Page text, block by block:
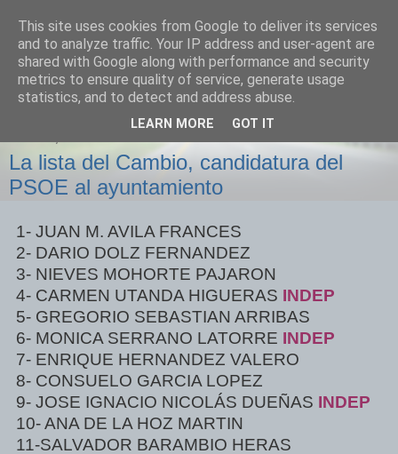
Izquierda Plural
Desde Cuenca para el mundo
La lista del Cambio, candidatura del
PSOE al ayuntamiento
1- JUAN M. AVILA FRANCES
2- DARIO DOLZ FERNANDEZ
3- NIEVES MOHORTE PAJARON
4- CARMEN UTANDA HIGUERAS INDEP
5- GREGORIO SEBASTIAN ARRIBAS
6- MONICA SERRANO LATORRE INDEP
7- ENRIQUE HERNANDEZ VALERO
8- CONSUELO GARCIA LOPEZ
9- JOSE IGNACIO NICOLÁS DUEÑAS INDEP
10- ANA DE LA HOZ MARTIN
11-SALVADOR BARAMBIO HERAS
This site uses cookies from Google to deliver its services
and to analyze traffic. Your IP address and user-agent are
shared with Google along with performance and security
metrics to ensure quality of service, generate usage
statistics, and to detect and address abuse.
LEARN MORE GOT IT